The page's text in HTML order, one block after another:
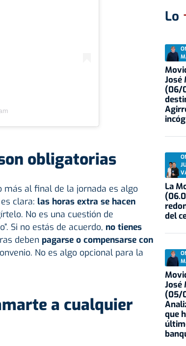
obligatorias
más al final de la jornada es algo
clara: las horas extra se hacen
No es una cuestión de
Si no estás de acuerdo, no tienes
deben pagarse o compensarse con
No es algo opcional para la
a cualquier
Lo
José
(06/
La
del
José
(05/
que